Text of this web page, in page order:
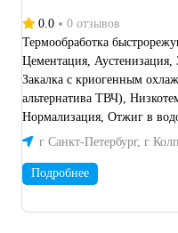
0.0
0 отзывов
Термообработка
Цементация, Аустенизация,
Закалка с криогенным
альтернатива ТВЧ),
Нормализация, Отжиг в
Старение, Горячая
Термоциклирование,
св-в.> Токарная обработка на станках с ЧПУ ф200/L1000.
г Санкт-Петербург, г
Подробнее